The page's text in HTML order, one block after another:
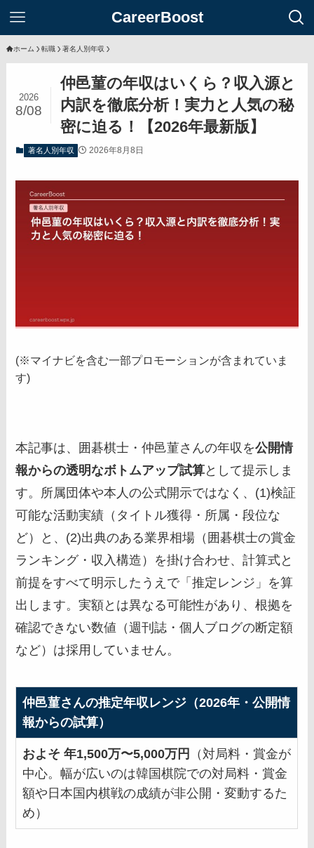
CareerBoost
ホーム 転職 著名人別年収
仲邑菫の年収はいくら？収入源と
内訳を徹底分析！実力と人気の秘
密に迫る！【2026年最新版】
2026
8/08
著名人別年収 2026年8月8日
(※マイナビを含む一部プロモーションが含まれていま
す)
本記事は、囲碁棋士・仲邑菫さんの年収を公開情
報からの透明なボトムアップ試算として提示しま
す。所属団体や本人の公式開示ではなく、(1)検証
可能な活動実績（タイトル獲得・所属・段位な
ど）と、(2)出典のある業界相場（囲碁棋士の賞金
ランキング・収入構造）を掛け合わせ、計算式と
前提をすべて明示したうえで「推定レンジ」を算
出します。実額とは異なる可能性があり、根拠を
確認できない数値（週刊誌・個人ブログの断定額
など）は採用していません。
仲邑菫さんの推定年収レンジ（2026年・公開情
報からの試算）
およそ 年1,500万〜5,000万円
（対局料・賞金が
中心。幅が広いのは韓国棋院での対局料・賞金
額や日本国内棋戦の成績が非公開・変動するた
め）